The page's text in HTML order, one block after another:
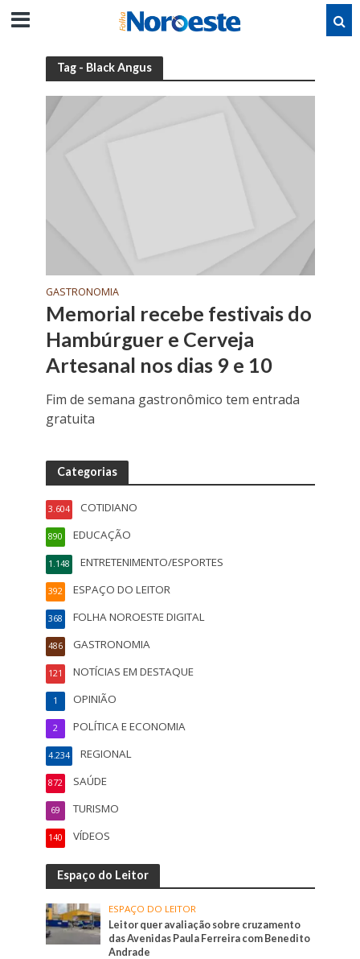
Tag - Black Angus
GASTRONOMIA
Memorial recebe festivais do
Hambúrguer e Cerveja
Artesanal nos dias 9 e 10
Fim de semana gastronômico tem entrada
gratuita
Categorias
COTIDIANO
3.604
EDUCAÇÃO
890
ENTRETENIMENTO/ESPORTES
1.148
ESPAÇO DO LEITOR
392
FOLHA NOROESTE DIGITAL
368
GASTRONOMIA
486
NOTÍCIAS EM DESTAQUE
121
OPINIÃO
1
POLÍTICA E ECONOMIA
2
REGIONAL
4.234
SAÚDE
872
TURISMO
69
VÍDEOS
140
Espaço do Leitor
ESPAÇO DO LEITOR
Leitor quer avaliação sobre cruzamento
das Avenidas Paula Ferreira com Benedito
Andrade